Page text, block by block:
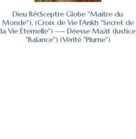
Dieu Rê(Sceptre Globe "Maitre du
Monde"), (Croix de Vie l'Ankh "Secret de
la Vie Éternelle") —- Déesse Maât (Justice
"Balance") (Vérité "Plume")